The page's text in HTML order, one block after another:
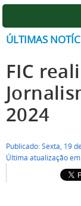
ÚLTIMAS
FIC
2024
Publicado: Sexta, 19
Última atualização